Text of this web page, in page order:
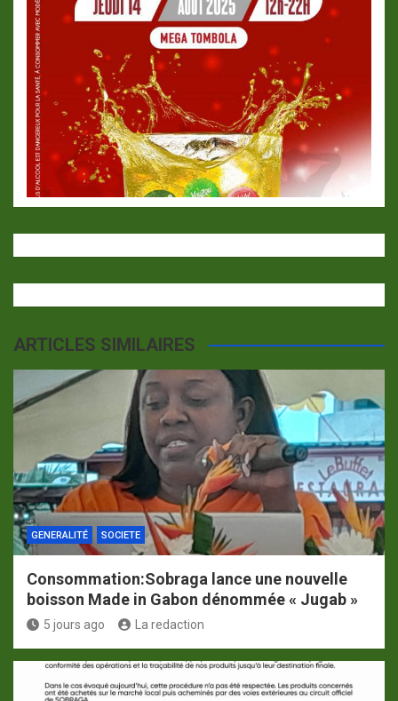
ARTICLES SIMILAIRES
GENERALITÉ SOCIETE
Consommation:Sobraga lance une nouvelle
boisson Made in Gabon dénommée « Jugab »
5 jours ago La redaction